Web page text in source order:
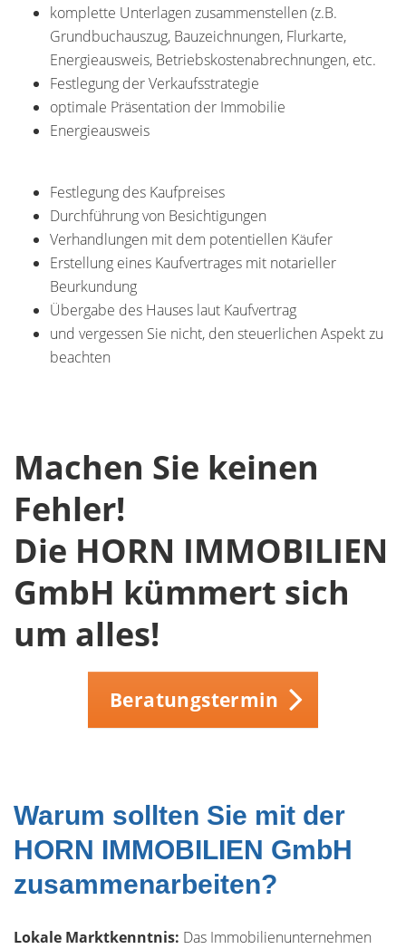
komplette Unterlagen zusammenstellen (z.B.
Grundbuchauszug, Bauzeichnungen, Flurkarte,
Energieausweis, Betriebskostenabrechnungen, etc.
Festlegung der Verkaufsstrategie
optimale Präsentation der Immobilie
Energieausweis
Festlegung des Kaufpreises
Durchführung von Besichtigungen
Verhandlungen mit dem potentiellen Käufer
Erstellung eines Kaufvertrages mit notarieller
Beurkundung
Übergabe des Hauses laut Kaufvertrag
und vergessen Sie nicht, den steuerlichen Aspekt zu
beachten
Machen Sie keinen
Fehler!
Die HORN IMMOBILIEN
GmbH kümmert sich
um alles!
Beratungstermin
Warum sollten Sie mit der
HORN IMMOBILIEN GmbH
zusammenarbeiten?
Lokale Marktkenntnis: Das Immobilienunternehmen